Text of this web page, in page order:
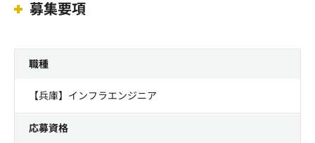
募集要項
職種
【兵庫】インフラエンジニア
応募資格